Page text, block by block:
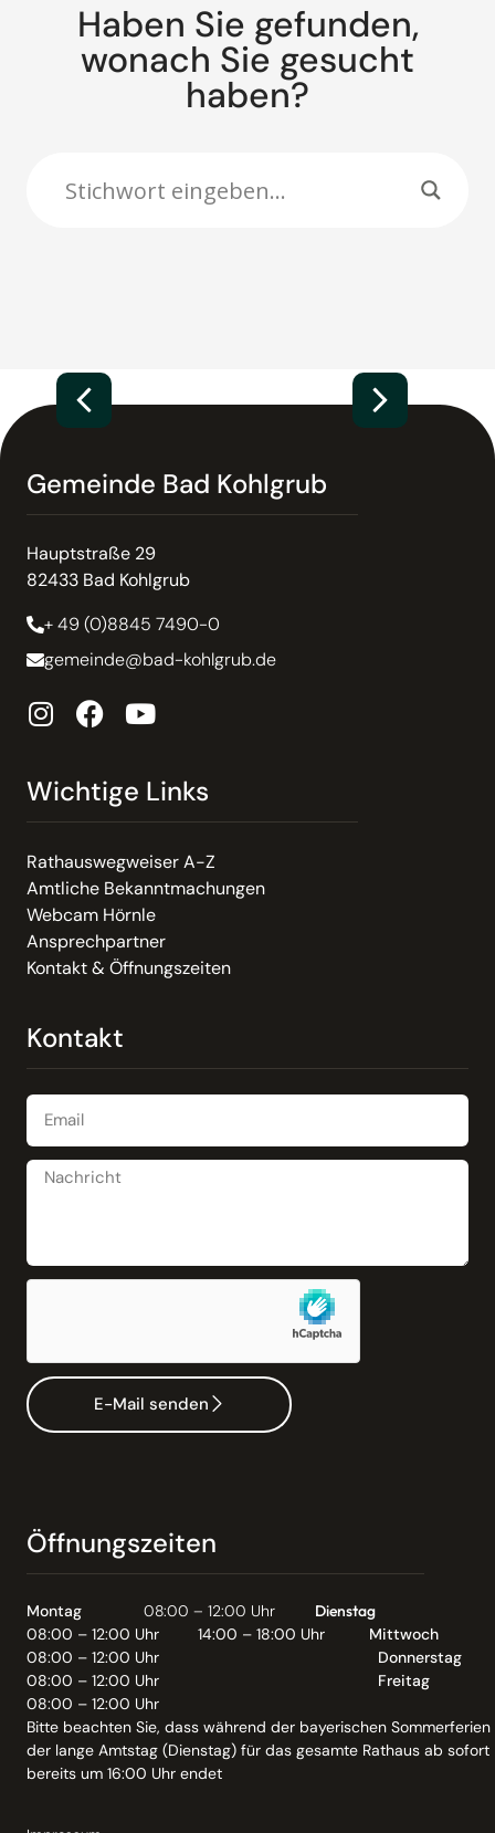
Haben Sie gefunden,
wonach Sie gesucht
haben?
Gemeinde Bad Kohlgrub
Hauptstraße 29
82433 Bad Kohlgrub
+ 49 (0)8845 7490-0
gemeinde@bad-kohlgrub.de
Wichtige Links
Rathauswegweiser A-Z
Amtliche Bekanntmachungen
Webcam Hörnle
Ansprechpartner
Kontakt & Öffnungszeiten
Kontakt
E-Mail senden
Öffnungszeiten
Montag 08:00 – 12:00 Uhr
Dienstag
08:00 – 12:00 Uhr
14:00 – 18:00 Uhr
Mittwoch
08:00 – 12:00 Uhr
Donnerstag
08:00 – 12:00 Uhr
Freitag
08:00 – 12:00 Uhr
Bitte beachten Sie, dass während der bayerischen Sommerferien
der lange Amtstag (Dienstag) für das gesamte Rathaus ab sofort
bereits um 16:00 Uhr endet